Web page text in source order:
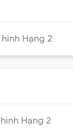
Hạng 2
Hạng 2